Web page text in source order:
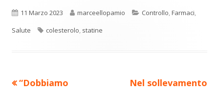
una
nuova
una
nuova
una
nuova
una
nuova
una
n
Pubblicato
11 Marzo 2023 Autore
marceellopamio Categorie
Controllo,Farmaci,
Salute
Tag
colesterolo, statine
Navigazione
Precedente
“Dobbiamo
Nuovo
Nel sollevamento